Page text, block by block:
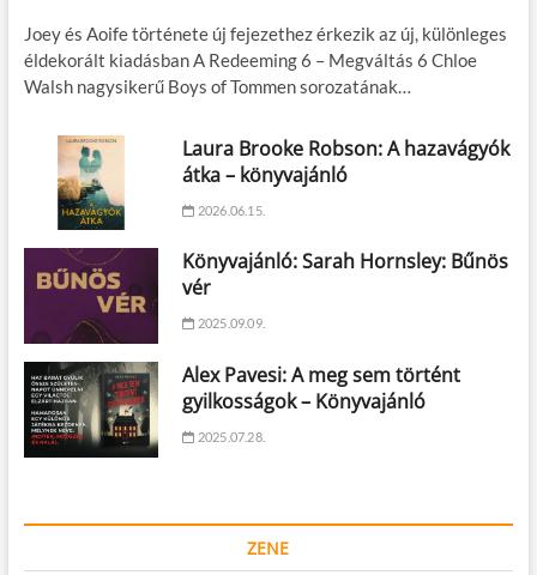
Joey és Aoife története új fejezethez érkezik az új, különleges
éldekorált kiadásban A Redeeming 6 – Megváltás 6 Chloe
Walsh nagysikerű Boys of Tommen sorozatának…
Laura Brooke Robson: A hazavágyók
átka – könyvajánló
2026.06.15.
Könyvajánló: Sarah Hornsley: Bűnös
vér
2025.09.09.
Alex Pavesi: A meg sem történt
gyilkosságok – Könyvajánló
2025.07.28.
ZENE